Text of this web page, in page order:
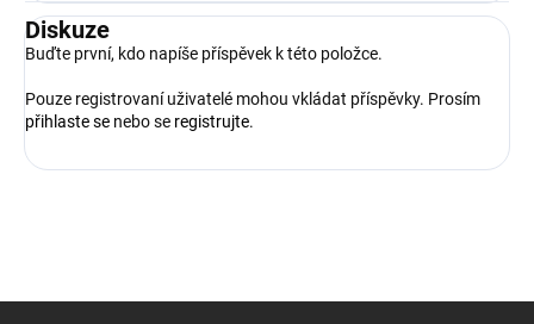
Diskuze
Buďte první, kdo napíše příspěvek k této položce.
Pouze registrovaní uživatelé mohou vkládat příspěvky. Prosím
přihlaste se nebo se registrujte.